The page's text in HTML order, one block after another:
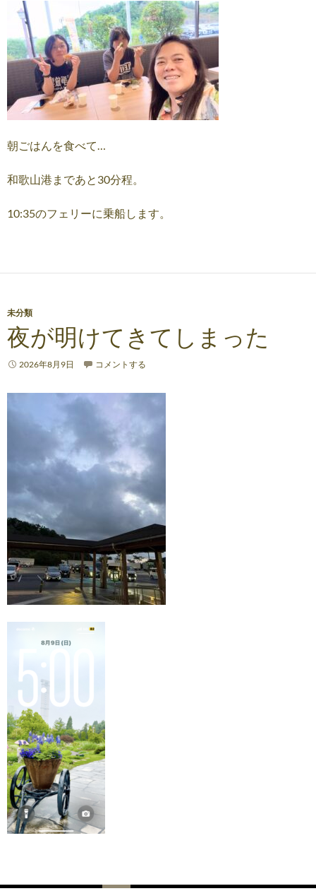
朝ごはんを食べて…
和歌山港まであと30分程。
10:35のフェリーに乗船します。
未分類
夜が明けてきてしまった
2026年8月9日 コメントする